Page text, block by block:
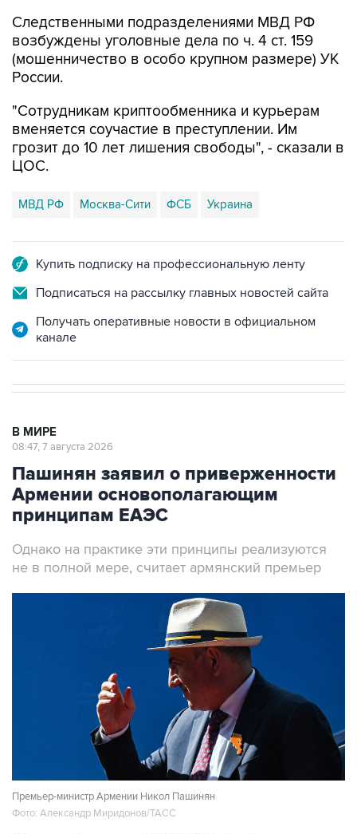
Следственными подразделениями МВД РФ
возбуждены уголовные дела по ч. 4 ст. 159
(мошенничество в особо крупном размере) УК
России.
"Сотрудникам криптообменника и курьерам
вменяется соучастие в преступлении. Им
грозит до 10 лет лишения свободы", - сказали в
ЦОС.
МВД РФ Москва-Сити ФСБ Украина
Купить подписку на профессиональную ленту
Подписаться на рассылку главных новостей сайта
Получать оперативные новости в официальном
канале
В МИРЕ
08:47, 7 августа 2026
Пашинян заявил о приверженности
Армении основополагающим
принципам ЕАЭС
Однако на практике эти принципы реализуются
не в полной мере, считает армянский премьер
Премьер-министр Армении Никол Пашинян
Фото: Александр Миридонов/ТАСС